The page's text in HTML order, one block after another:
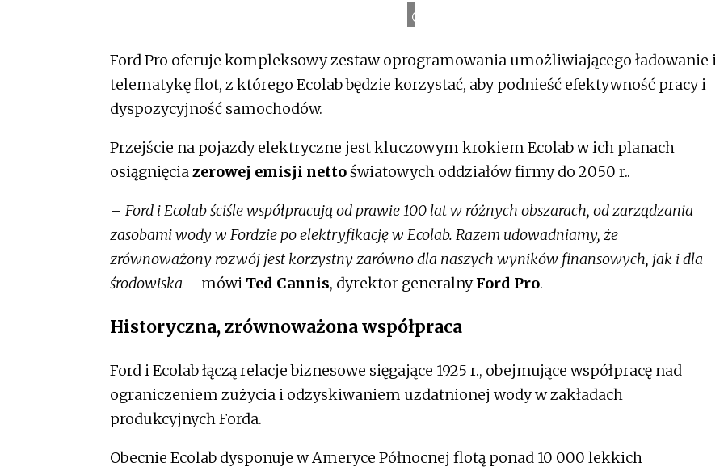
Ford Pro oferuje kompleksowy zestaw oprogramowania umożliwiającego ładowanie i
telematykę flot, z którego Ecolab będzie korzystać, aby podnieść efektywność pracy i
dyspozycyjność samochodów.
Przejście na pojazdy elektryczne jest kluczowym krokiem Ecolab w ich planach
osiągnięciazerowej emisji nettoświatowych oddziałów firmy do 2050 r..
– Ford i Ecolab ściśle współpracują od prawie 100 lat w różnych obszarach, od zarządzania
zasobami wody w Fordzie po elektryfikację w Ecolab. Razem udowadniamy, że
zrównoważony rozwój jest korzystny zarówno dla naszych wyników finansowych, jak i dla
środowiska – mówi Ted Cannis, dyrektor generalnyFord Pro.
Historyczna, zrównoważona współpraca
Ford i Ecolab łączą relacje biznesowe sięgające 1925 r., obejmujące współpracę nad
ograniczeniem zużycia i odzyskiwaniem uzdatnionej wody w zakładach
produkcyjnych Forda.
Obecnie Ecolab dysponuje w Ameryce Północnej flotą ponad 10 000 lekkich